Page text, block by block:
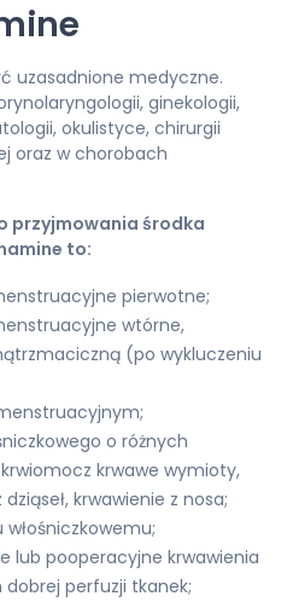
uzasadnione medyczne.
ginekologii,
okulistyce, chirurgii
oraz w chorobach
przyjmowania środka
to:
pierwotne;
wtórne,
(po wykluczeniu
o różnych
krwawe wymioty,
krwawienie z nosa;
lub pooperacyjne krwawienia
dobrej perfuzji tkanek;